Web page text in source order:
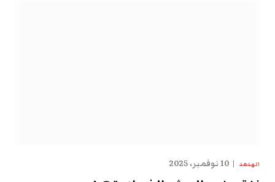
الهدهد 10 نوفمبر، 2025